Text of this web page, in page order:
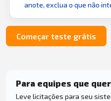
anote, exclua o que não
Começar teste grátis
Para equipes que
Leve licitações para seu